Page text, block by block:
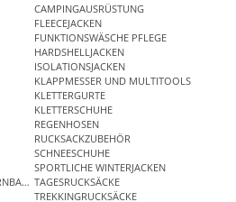
CAMPINGAUSRÜSTUNG
FLEECEJACKEN
FUNKTIONSWÄSCHE PFLEGE
HARDSHELLJACKEN
ISOLATIONSJACKEN
KLAPPMESSER UND MULTITOOLS
KLETTERGURTE
KLETTERSCHUHE
REGENHOSEN
RUCKSACKZUBEHÖR
SCHNEESCHUHE
SPORTLICHE WINTERJACKEN
TAGESRUCKSÄCKE
TREKKINGRUCKSÄCKE